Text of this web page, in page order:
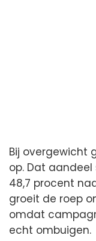
Bij overgewicht
op. Dat
48,7 procent
groeit de roep
omdat
echt ombuigen.